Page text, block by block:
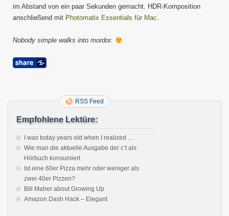
im Abstand von ein paar Sekunden gemacht. HDR-Komposition
anschließend mit Photomatix Essentials für Mac.
Nobody simple walks into mordor.
RSS Feed
Empfohlene Lektüre:
I was today years old when I realized …
Wie man die aktuelle Ausgabe der c’t als
Hörbuch konsumiert
Ist eine 60er Pizza mehr oder weniger als
zwei 40er Pizzen?
Bill Maher about Growing Up
Amazon Dash Hack – Elegant